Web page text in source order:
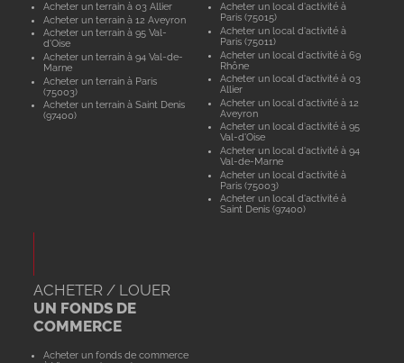
Acheter un terrain à 03 Allier
Acheter un terrain à 12 Aveyron
Acheter un terrain à 95 Val-
d'Oise
Acheter un terrain à 94 Val-de-
Marne
Acheter un terrain à Paris
(75003)
Acheter un terrain à Saint Denis
(97400)
Acheter un local d'activité à
Paris (75015)
Acheter un local d'activité à
Paris (75011)
Acheter un local d'activité à 69
Rhône
Acheter un local d'activité à 03
Allier
Acheter un local d'activité à 12
Aveyron
Acheter un local d'activité à 95
Val-d'Oise
Acheter un local d'activité à 94
Val-de-Marne
Acheter un local d'activité à
Paris (75003)
Acheter un local d'activité à
Saint Denis (97400)
ACHETER / LOUER
UN FONDS DE
COMMERCE
Acheter un fonds de commerce